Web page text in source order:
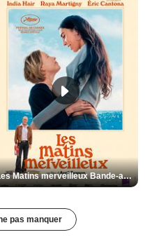
Les Matins merveilleux Bande-annonce VF
pas manquer